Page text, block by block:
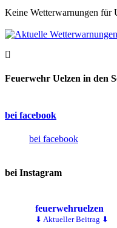
Keine Wetterwarnungen für
Feuerwehr Uelzen in den
bei facebook
bei facebook
bei Instagram
feuerwehruelzen
⬇ Aktueller Beitrag ⬇